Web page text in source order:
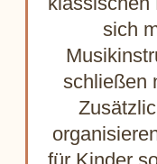
Harfe